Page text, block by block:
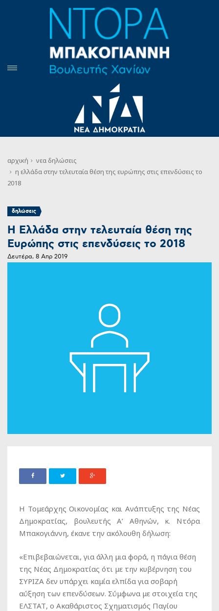
αρχική νεα δηλώσεις
η ελλάδα στην τελευταία θέση της ευρώπης στις επενδύσεις το
2018
δηλώσεις
Η Ελλάδα στην τελευταία θέση της
Ευρώπης στις επενδύσεις το 2018
Δευτέρα, 8 Απρ 2019
H Τομεάρχης Οικονομίας και Ανάπτυξης της Νέας
Δημοκρατίας, βουλευτής Α’ Αθηνών, κ. Ντόρα
Μπακογιάννη, έκανε την ακόλουθη δήλωση:
«Επιβεβαιώνεται, για άλλη μια φορά, η πάγια θέση
της Νέας Δημοκρατίας ότι με την κυβέρνηση του
ΣΥΡΙΖΑ δεν υπάρχει καμία ελπίδα για σοβαρή
αύξηση των επενδύσεων. Σύμφωνα με στοιχεία της
ΕΛΣΤΑΤ, ο Ακαθάριστος Σχηματισμός Παγίου